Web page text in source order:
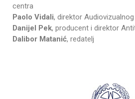
centra
Paolo Vidali, direktor
Danijel Pek, producent i direktor
Dalibor Matanić, redatelj